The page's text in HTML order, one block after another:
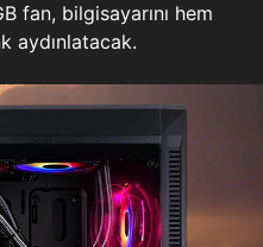
fan, bilgisayarını hem
aydınlatacak.